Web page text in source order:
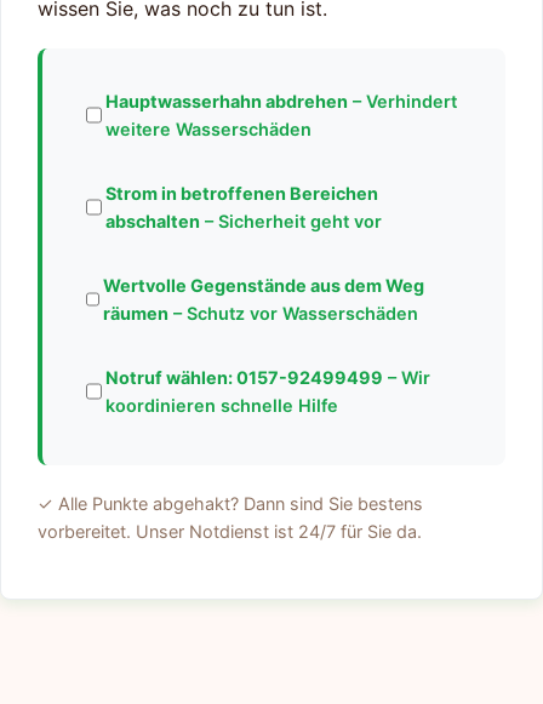
wissen Sie, was noch zu tun ist.
Hauptwasserhahn abdrehen – Verhindert
weitere Wasserschäden
Strom in betroffenen Bereichen
abschalten – Sicherheit geht vor
Wertvolle Gegenstände aus dem Weg
räumen – Schutz vor Wasserschäden
Notruf wählen:0157-92499499 – Wir
koordinieren schnelle Hilfe
✓ Alle Punkte abgehakt? Dann sind Sie bestens
vorbereitet. Unser Notdienst ist 24/7 für Sie da.